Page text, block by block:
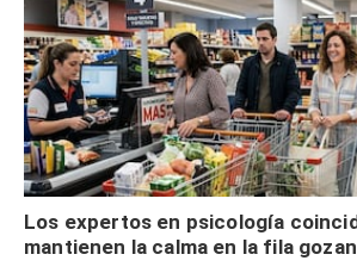
Los expertos en psicología
mantienen la calma en la fila